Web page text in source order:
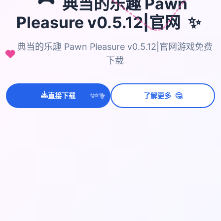
Pleasure v0.5.12|官网 ✨
典当的乐趣 Pawn Pleasure v0.5.12|官网游戏免费
下载
直接下载 ✨
⭐💫 了解更多 🤔